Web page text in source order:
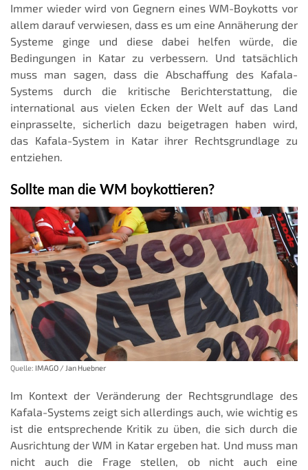
Immer wieder wird von Gegnern eines WM-Boykotts vor
allem darauf verwiesen, dass es um eine Annäherung der
Systeme ginge und diese dabei helfen würde, die
Bedingungen in Katar zu verbessern. Und tatsächlich
muss man sagen, dass die Abschaffung des Kafala-
Systems durch die kritische Berichterstattung, die
international aus vielen Ecken der Welt auf das Land
einprasselte, sicherlich dazu beigetragen haben wird,
das Kafala-System in Katar ihrer Rechtsgrundlage zu
entziehen.
Sollte man die WM boykottieren?
Quelle: IMAGO / Jan Huebner
Im Kontext der Veränderung der Rechtsgrundlage des
Kafala-Systems zeigt sich allerdings auch, wie wichtig es
ist die entsprechende Kritik zu üben, die sich durch die
Ausrichtung der WM in Katar ergeben hat. Und muss man
nicht auch die Frage stellen, ob nicht auch eine